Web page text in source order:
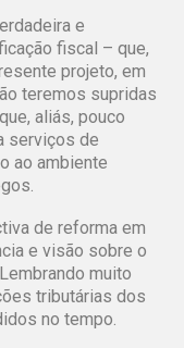
e
fiscal – que,
projeto, em
teremos supridas
aliás, pouco
serviços de
ao ambiente
de reforma em
e visão sobre o
muito
tributárias dos
no tempo.